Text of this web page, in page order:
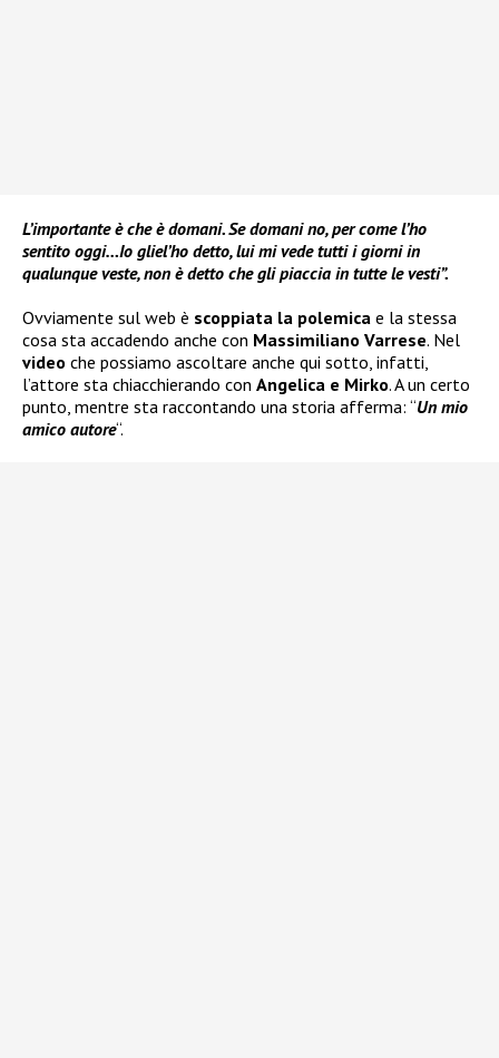
L’importante è che è domani. Se domani no, per come l’ho
sentito oggi…Io gliel’ho detto, lui mi vede tutti i giorni in
qualunque veste, non è detto che gli piaccia in tutte le vesti”.
Ovviamente sul web è scoppiata la polemica e la stessa
cosa sta accadendo anche con Massimiliano Varrese. Nel
video che possiamo ascoltare anche qui sotto, infatti,
l’attore sta chiacchierando con Angelica e Mirko. A un certo
punto, mentre sta raccontando una storia afferma: “Un mio
amico autore“.